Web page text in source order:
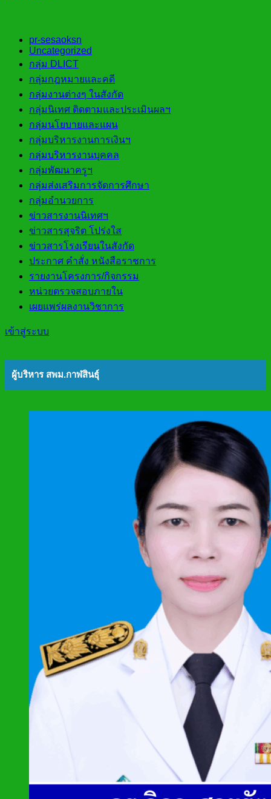
pr-sesaoksn
Uncategorized
กลุ่ม DLICT
กลุ่มกฎหมายและคดี
กลุ่มงานต่างๆ ในสังกัด
กลุ่มนิเทศ ติดตามและประเมินผลฯ
กลุ่มนโยบายและแผน
กลุ่มบริหารงานการเงินฯ
กลุ่มบริหารงานบุคคล
กลุ่มพัฒนาครูฯ
กลุ่มส่งเสริมการจัดการศึกษา
กลุ่มอำนวยการ
ข่าวสารงานนิเทศฯ
ข่าวสารสุจริต โปร่งใส
ข่าวสารโรงเรียนในสังกัด
ประกาศ คำสั่ง หนังสือราชการ
รายงานโครงการ/กิจกรรม
หน่วยตรวจสอบภายใน
เผยแพร่ผลงานวิชาการ
เข้าสู่ระบบ
ผู้บริหาร สพม.กาฬสินธุ์